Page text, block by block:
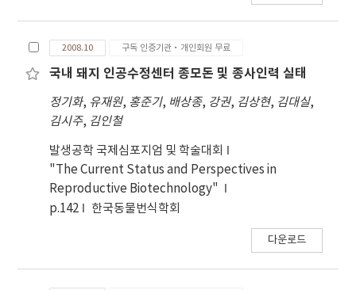
2008.10 구독 인증기관·개인회원 무료
국내 돼지 인공수정센터 종모돈 및 종사인력 실태
정기화, 유재원, 홍준기, 배상종, 강권, 김상현, 김대실,
김시주, 김인철
발생공학 국제심포지엄 및 학술대회
"The Current Status and Perspectives in
Reproductive Biotechnology"
p.142
한국동물번식학회
다운로드